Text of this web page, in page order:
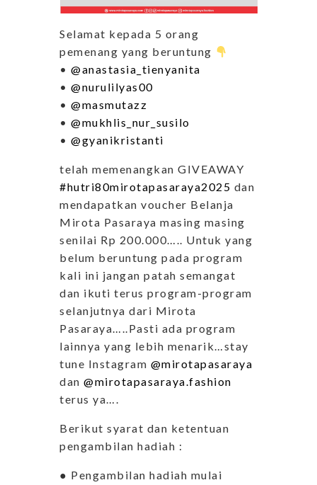
Selamat kepada 5 orang
pemenang yang beruntung
• @anastasia_tienyanita
• @nurulilyas00
• @masmutazz
• @mukhlis_nur_susilo
• @gyanikristanti
telah memenangkan GIVEAWAY
#hutri80mirotapasaraya2025 dan
mendapatkan voucher Belanja
Mirota Pasaraya masing masing
senilai Rp 200.000….. Untuk yang
belum beruntung pada program
kali ini jangan patah semangat
dan ikuti terus program-program
selanjutnya dari Mirota
Pasaraya…..Pasti ada program
lainnya yang lebih menarik…stay
tune Instagram @mirotapasaraya
dan @mirotapasaraya.fashion
terus ya….
Berikut syarat dan ketentuan
pengambilan hadiah :
● Pengambilan hadiah mulai